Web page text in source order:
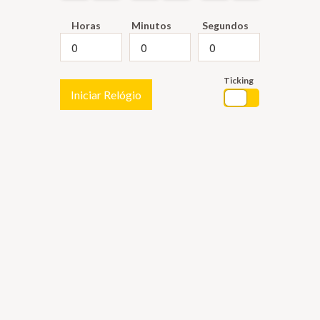
Horas Minutos Segundos
Iniciar Relógio
Ticking